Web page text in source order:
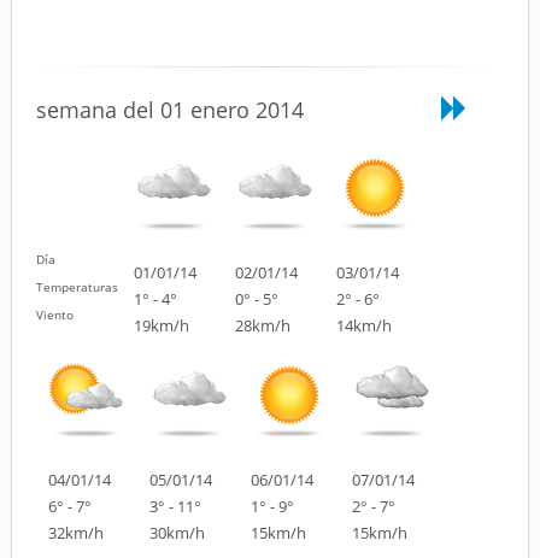
semana del 01 enero 2014
Día
Temperaturas
Viento
01/01/14
1° - 4°
19km/h
02/01/14
0° - 5°
28km/h
03/01/14
2° - 6°
14km/h
04/01/14
6° - 7°
32km/h
05/01/14
3° - 11°
30km/h
06/01/14
1° - 9°
15km/h
07/01/14
2° - 7°
15km/h